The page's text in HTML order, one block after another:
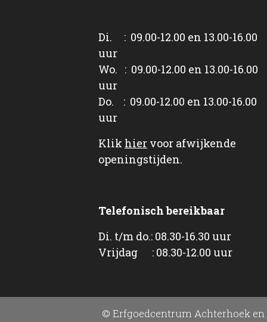
Di. : 09.00-12.00 en 13.00-16.00
uur
Wo. : 09.00-12.00 en 13.00-16.00
uur
Do. : 09.00-12.00 en 13.00-16.00
uur
Klik hier voor afwijkende
openingstijden.
Telefonisch bereikbaar
Di. t/m do.: 08.30-16.30 uur
Vrijdag : 08.30-12.00 uur
© Erfgoedcentrum Achterhoek en